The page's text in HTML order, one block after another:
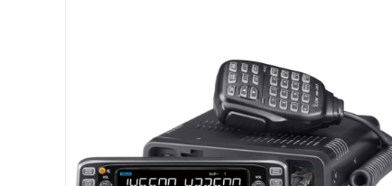
DETAILS